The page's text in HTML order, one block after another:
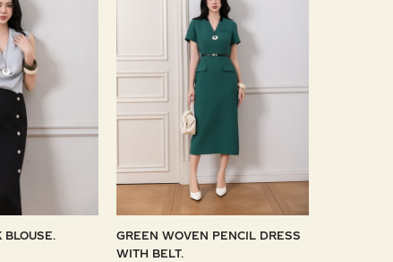
BLOUSE.
GREEN WOVEN PENCIL DRESS
WITH BELT.